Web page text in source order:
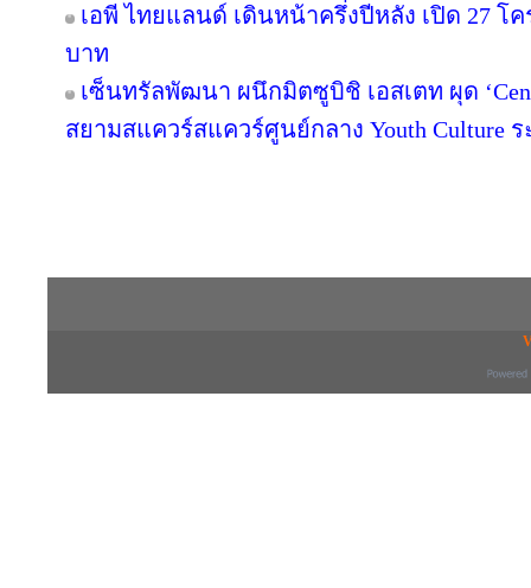
เอพี ไทยแลนด์ เดินหน้าครึ่งปีหลัง เปิด 27 โ
บาท
เซ็นทรัลพัฒนา ผนึกมิตซูบิชิ เอสเตท ผุด
สยามสแควร์สแควร์ศูนย์กลาง Youth Culture